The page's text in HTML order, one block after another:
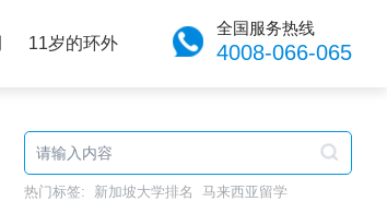
11岁的环外
全国服务热线
4008-066-065
热门标签: 新加坡大学排名 马来西亚留学